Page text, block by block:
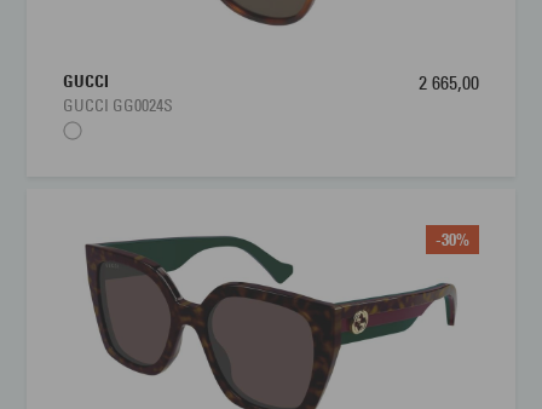
GUCCI
GUCCI GG0024S
2 665,00
-30%